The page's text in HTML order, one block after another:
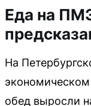
Еда на
На
обед выросли